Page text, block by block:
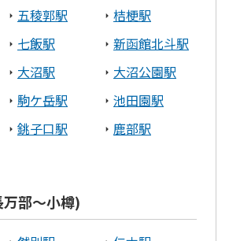
白糠町 釧路郡釧路町
網走市
五稜郭駅
桔梗駅
七飯駅
新函館北斗駅
大沼駅
大沼公園駅
駒ケ岳駅
池田園駅
銚子口駅
鹿部駅
部～小樽)